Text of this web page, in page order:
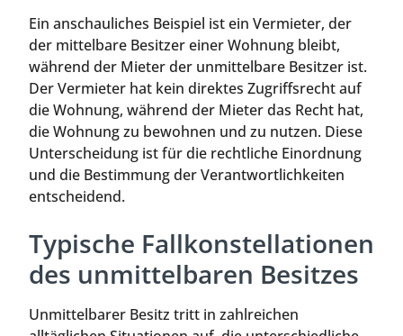
Ein anschauliches Beispiel ist ein Vermieter, der
der mittelbare Besitzer einer Wohnung bleibt,
während der Mieter der unmittelbare Besitzer ist.
Der Vermieter hat kein direktes Zugriffsrecht auf
die Wohnung, während der Mieter das Recht hat,
die Wohnung zu bewohnen und zu nutzen. Diese
Unterscheidung ist für die rechtliche Einordnung
und die Bestimmung der Verantwortlichkeiten
entscheidend.
Typische Fallkonstellationen
des unmittelbaren Besitzes
Unmittelbarer Besitz tritt in zahlreichen